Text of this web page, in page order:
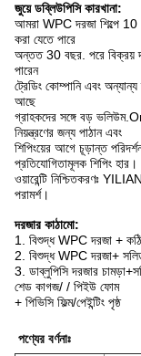
জুয়ে ডব্লিউপিসি কারখানা:
আমরা WPC দরজা শিল্পে 10
করা যেতে পারে
অন্তত 30 বছর. পরে বিক্রয়
পারেন
ট্রেডিং কোম্পানি এবং
আছে
গ্রাহকদের সঙ্গে বড়
নিয়ন্ত্রণের জন্য পাঠান এবং
শিপিংয়ের আগে চূড়ান্ত
প্রতিযোগিতামূলক শিপিং হার।
ওয়ারেন্টি নিশ্চিতকরণঃ
পরামর্শ।
দরজার কাঠামো:
1. বিশুদ্ধ WPC দরজা +
2. বিশুদ্ধ WPC দরজা+
3. ডাব্লুপিসি দরজার
শেড কাগজ/ / পিইউ ফোম
+ পিভিসি ফিল্ম/পেইন্টিং পৃষ্ঠ
পণ্যের বর্ণনাঃ